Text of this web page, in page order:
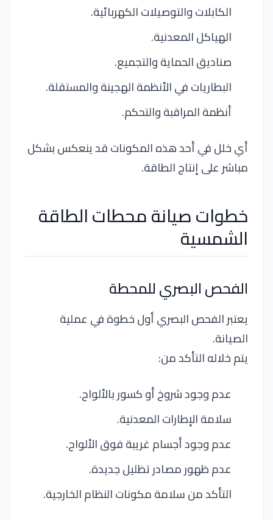
الكابلات والتوصيلات الكهربائية.
الهياكل المعدنية.
صناديق الحماية والتجميع.
البطاريات في الأنظمة الهجينة والمستقلة.
أنظمة المراقبة والتحكم.
أي خلل في أحد هذه المكونات قد ينعكس بشكل
مباشر على إنتاج الطاقة.
خطوات صيانة محطات الطاقة
الشمسية
الفحص البصري للمحطة
يعتبر الفحص البصري أول خطوة في عملية
الصيانة.
يتم خلاله التأكد من:
عدم وجود شروخ أو كسور بالألواح.
سلامة الإطارات المعدنية.
عدم وجود أجسام غريبة فوق الألواح.
عدم ظهور مصادر تظليل جديدة.
التأكد من سلامة مكونات النظام الخارجية.